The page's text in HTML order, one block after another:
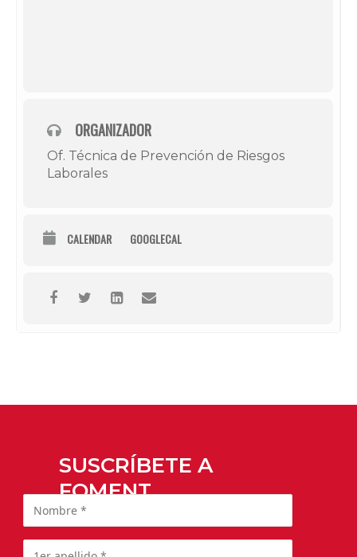
ORGANIZADOR
Of. Técnica de Prevención de Riesgos
Laborales
CALENDAR GOOGLECAL
SUSCRÍBETE A
FOMENT